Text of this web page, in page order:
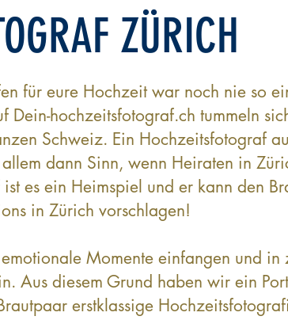
ZÜRICH
für eure Hochzeit war noch nie so
Dein-hochzeitsfotograf.ch tummeln
Schweiz. Ein Hochzeitsfotograf
dann Sinn, wenn Heiraten in
es ein Heimspiel und er kann den
in Zürich vorschlagen!
Momente einfangen und in
Aus diesem Grund haben wir ein
erstklassige